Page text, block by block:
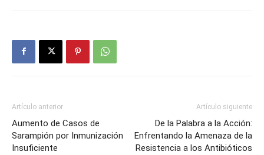
Artículo anterior
Aumento de Casos de
Sarampión por Inmunización
Insuficiente
Artículo siguiente
De la Palabra a la Acción:
Enfrentando la Amenaza de la
Resistencia a los Antibióticos